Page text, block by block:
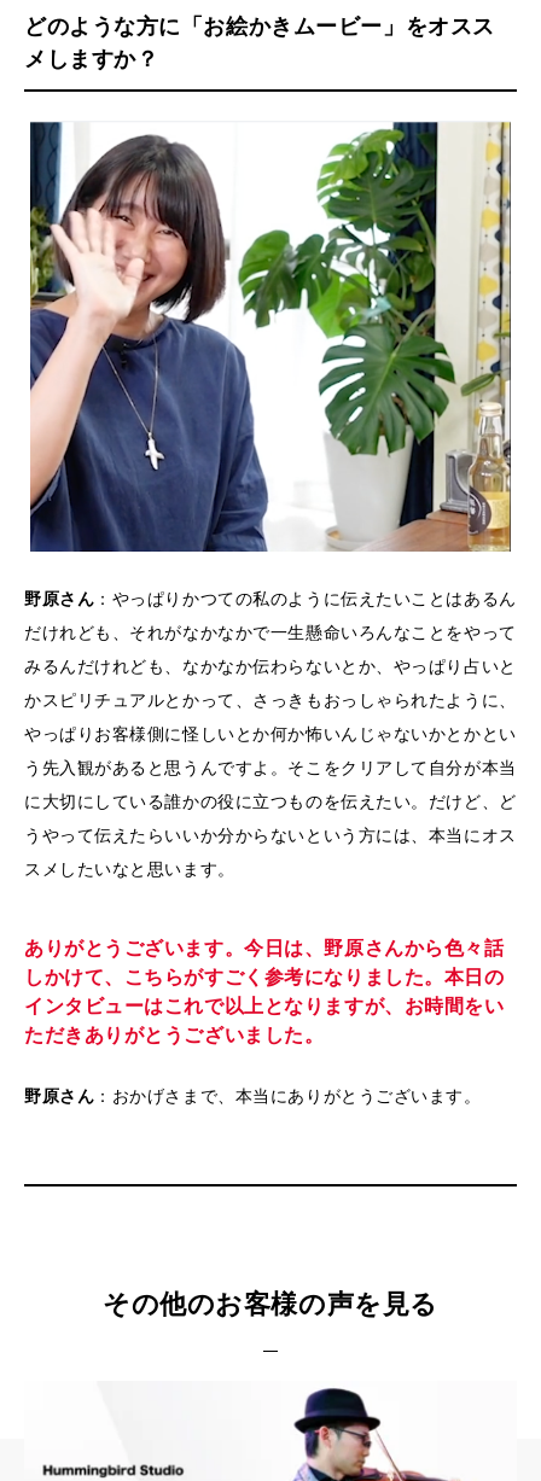
どのような方に「お絵かきムービー」をオスス
メしますか？
野原さん ：やっぱりかつての私のように伝えたいことはあるん
だけれども、それがなかなかで一生懸命いろんなことをやって
みるんだけれども、なかなか伝わらないとか、やっぱり占いと
かスピリチュアルとかって、さっきもおっしゃられたように、
やっぱりお客様側に怪しいとか何か怖いんじゃないかとかとい
う先入観があると思うんですよ。そこをクリアして自分が本当
に大切にしている誰かの役に立つものを伝えたい。だけど、ど
うやって伝えたらいいか分からないという方には、本当にオス
スメしたいなと思います。
ありがとうございます。今日は、野原さんから色々話
しかけて、こちらがすごく参考になりました。本日の
インタビューはこれで以上となりますが、お時間をい
ただきありがとうございました。
野原さん ：おかげさまで、本当にありがとうございます。
その他のお客様の声を見る